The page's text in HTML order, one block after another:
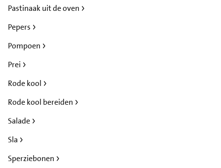
Pastinaak uit de oven
Pepers
Pompoen
Prei
Rode kool
Rode kool bereiden
Salade
Sla
Sperziebonen